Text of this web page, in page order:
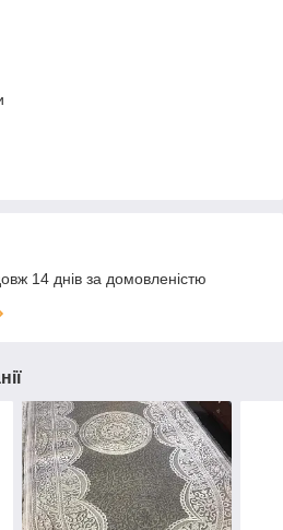
14 днів за домовленістю